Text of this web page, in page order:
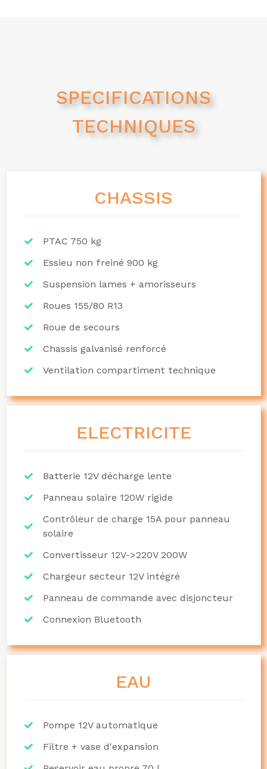
SPECIFICATIONS
TECHNIQUES
CHASSIS
PTAC 750 kg
Essieu non freiné 900 kg
Suspension lames + amorisseurs
Roues 155/80 R13
Roue de secours
Chassis galvanisé renforcé
Ventilation compartiment technique
ELECTRICITE
Batterie 12V décharge lente
Panneau solaire 120W rigide
Contrôleur de charge 15A pour panneau
solaire
Convertisseur 12V->220V 200W
Chargeur secteur 12V intégré
Panneau de commande avec disjoncteur
Connexion Bluetooth
EAU
Pompe 12V automatique
Filtre + vase d'expansion